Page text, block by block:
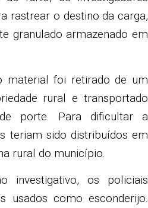
rastrear o destino da carga,
granulado armazenado em
material foi retirado de um
rural e transportado
porte. Para dificultar a
teriam sido distribuídos em
rural do município.
investigativo, os policiais
usados como esconderijo.